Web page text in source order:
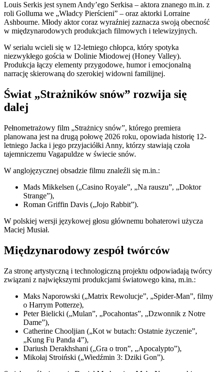
Louis Serkis jest synem Andy’ego Serkisa – aktora znanego m.in. z
roli Golluma we „Władcy Pierścieni” – oraz aktorki Lorraine
Ashbourne. Młody aktor coraz wyraźniej zaznacza swoją obecność
w międzynarodowych produkcjach filmowych i telewizyjnych.
W serialu wcieli się w 12-letniego chłopca, który spotyka
niezwykłego gościa w Dolinie Miodowej (Honey Valley).
Produkcja łączy elementy przygodowe, humor i emocjonalną
narrację skierowaną do szerokiej widowni familijnej.
Świat „Strażników snów” rozwija się
dalej
Pełnometrażowy film „Strażnicy snów”, którego premiera
planowana jest na drugą połowę 2026 roku, opowiada historię 12-
letniego Jacka i jego przyjaciółki Anny, którzy stawiają czoła
tajemniczemu Vagapuldze w świecie snów.
W anglojęzycznej obsadzie filmu znaleźli się m.in.:
Mads Mikkelsen („Casino Royale”, „Na rauszu”, „Doktor
Strange”),
Roman Griffin Davis („Jojo Rabbit”).
W polskiej wersji językowej głosu głównemu bohaterowi użycza
Maciej Musiał.
Międzynarodowy zespół twórców
Za stronę artystyczną i technologiczną projektu odpowiadają twórcy
związani z największymi produkcjami światowego kina, m.in.:
Maks Naporowski („Matrix Rewolucje”, „Spider-Man”, filmy
o Harrym Potterze),
Peter Bielicki („Mulan”, „Pocahontas”, „Dzwonnik z Notre
Dame”),
Catherine Chooljian („Kot w butach: Ostatnie życzenie”,
„Kung Fu Panda 4”),
Dariush Derakhshani („Gra o tron”, „Apocalypto”),
Mikołaj Stroiński („Wiedźmin 3: Dziki Gon”).